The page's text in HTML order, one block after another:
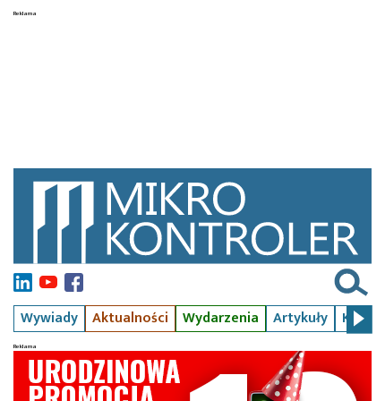
Wywiady Aktualności Wydarzenia Artykuły Kursy